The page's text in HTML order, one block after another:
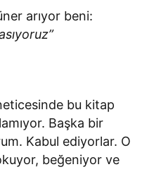
arıyor beni:
bu kitap
Başka bir
Kabul ediyorlar. O
beğeniyor ve